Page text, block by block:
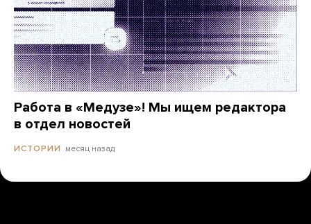
Работа в «Медузе»! Мы ищем редактора
в отдел новостей
ИСТОРИИ месяц назад